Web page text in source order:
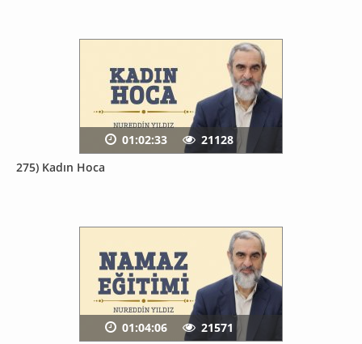
275) Kadın Hoca
01:02:33 21128
01:04:06 21571